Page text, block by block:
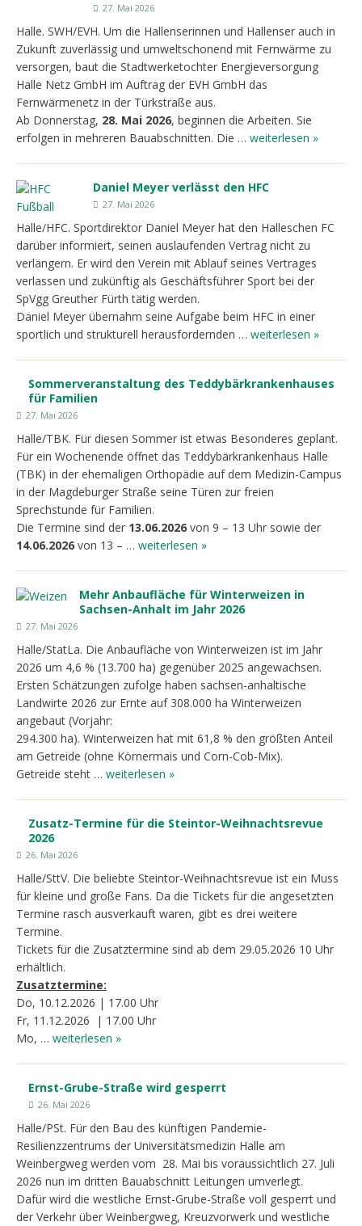
27. Mai 2026
Halle. SWH/EVH. Um die Hallenserinnen und Hallenser auch in
Zukunft zuverlässig und umweltschonend mit Fernwärme zu
versorgen, baut die Stadtwerketochter Energieversorgung
Halle Netz GmbH im Auftrag der EVH GmbH das
Fernwärmenetz in der Türkstraße aus.
Ab Donnerstag, 28. Mai 2026, beginnen die Arbeiten. Sie
erfolgen in mehreren Bauabschnitten. Die … weiterlesen »
Daniel Meyer verlässt den HFC
27. Mai 2026
Halle/HFC. Sportdirektor Daniel Meyer hat den Halleschen FC
darüber informiert, seinen auslaufenden Vertrag nicht zu
verlängern. Er wird den Verein mit Ablauf seines Vertrages
verlassen und zukünftig als Geschäftsführer Sport bei der
SpVgg Greuther Fürth tätig werden.
Daniel Meyer übernahm seine Aufgabe beim HFC in einer
sportlich und strukturell herausfordernden … weiterlesen »
Sommerveranstaltung des Teddybärkrankenhauses
für Familien
27. Mai 2026
Halle/TBK. Für diesen Sommer ist etwas Besonderes geplant.
Für ein Wochenende öffnet das Teddybärkrankenhaus Halle
(TBK) in der ehemaligen Orthopädie auf dem Medizin-Campus
in der Magdeburger Straße seine Türen zur freien
Sprechstunde für Familien.
Die Termine sind der 13.06.2026 von 9 – 13 Uhr sowie der
14.06.2026 von 13 – … weiterlesen »
Mehr Anbaufläche für Winterweizen in
Sachsen-Anhalt im Jahr 2026
27. Mai 2026
Halle/StatLa. Die Anbaufläche von Winterweizen ist im Jahr
2026 um 4,6 % (13.700 ha) gegenüber 2025 angewachsen.
Ersten Schätzungen zufolge haben sachsen-anhaltische
Landwirte 2026 zur Ernte auf 308.000 ha Winterweizen
angebaut (Vorjahr:
294.300 ha). Winterweizen hat mit 61,8 % den größten Anteil
am Getreide (ohne Körnermais und Corn-Cob-Mix).
Getreide steht … weiterlesen »
Zusatz-Termine für die Steintor-Weihnachtsrevue
2026
26. Mai 2026
Halle/SttV. Die beliebte Steintor-Weihnachtsrevue ist ein Muss
für kleine und große Fans. Da die Tickets für die angesetzten
Termine rasch ausverkauft waren, gibt es drei weitere
Termine.
Tickets für die Zusatztermine sind ab dem 29.05.2026 10 Uhr
erhältlich.
Zusatztermine:
Do, 10.12.2026 | 17.00 Uhr
Fr, 11.12.2026 | 17.00 Uhr
Mo, … weiterlesen »
Ernst-Grube-Straße wird gesperrt
26. Mai 2026
Halle/PSt. Für den Bau des künftigen Pandemie-
Resilienzzentrums der Universitätsmedizin Halle am
Weinbergweg werden vom 28. Mai bis voraussichtlich 27. Juli
2026 nun im dritten Bauabschnitt Leitungen umverlegt.
Dafür wird die westliche Ernst-Grube-Straße voll gesperrt und
der Verkehr über Weinbergweg, Kreuzvorwerk und westliche